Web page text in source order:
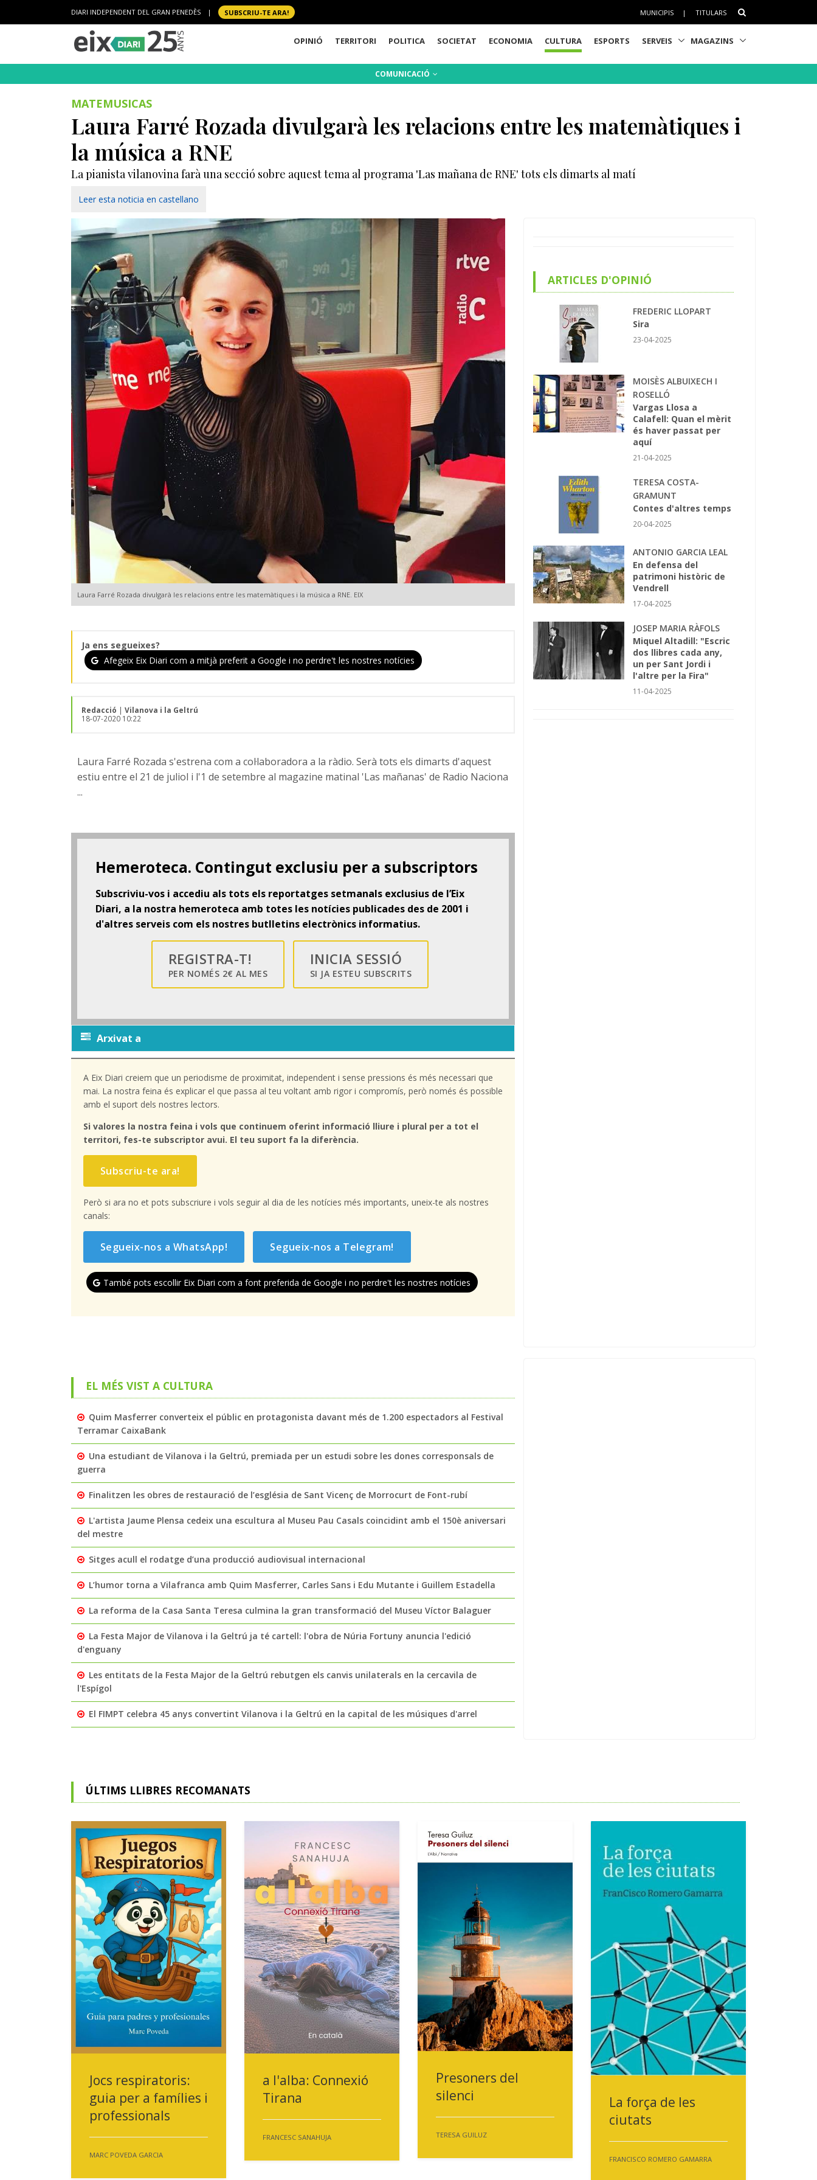
DIARI INDEPENDENT DEL GRAN PENEDÈS | SUBSCRIU-TE ARA! MUNICIPIS | TITULARS
OPINIÓ TERRITORI POLITICA SOCIETAT ECONOMIA CULTURA ESPORTS SERVEIS MAGAZINS
COMUNICACIÓ
MATEMUSICAS
Laura Farré Rozada divulgarà les relacions entre les matemàtiques i
la música a RNE
La pianista vilanovina farà una secció sobre aquest tema al programa 'Las mañana de RNE' tots els dimarts al matí
Leer esta noticia en castellano
Laura Farré Rozada divulgarà les relacions entre les matemàtiques i la música a RNE. EIX
Ja ens segueixes?
Afegeix Eix Diari com a mitjà preferit a Google i no perdre't les nostres notícies
Redacció | Vilanova i la Geltrú
18-07-2020 10:22
Laura Farré Rozada s'estrena com a col·laboradora a la ràdio. Serà tots els dimarts d'aquest
estiu entre el 21 de juliol i l'1 de setembre al magazine matinal 'Las mañanas' de Radio Naciona
...
Hemeroteca. Contingut exclusiu per a subscriptors
Subscriviu-vos i accediu als tots els reportatges setmanals exclusius de l’Eix
Diari, a la nostra hemeroteca amb totes les notícies publicades des de 2001 i
d'altres serveis com els nostres butlletins electrònics informatius.
REGISTRA-T!
PER NOMÉS 2€ AL MES
INICIA SESSIÓ
SI JA ESTEU SUBSCRITS
Arxivat a
A Eix Diari creiem que un periodisme de proximitat, independent i sense pressions és més necessari que
mai. La nostra feina és explicar el que passa al teu voltant amb rigor i compromís, però només és possible
amb el suport dels nostres lectors.
Si valores la nostra feina i vols que continuem oferint informació lliure i plural per a tot el
territori, fes-te subscriptor avui. El teu suport fa la diferència.
Subscriu-te ara!
Però si ara no et pots subscriure i vols seguir al dia de les notícies més importants, uneix-te als nostres
canals:
Segueix-nos a WhatsApp! Segueix-nos a Telegram!
També pots escollir Eix Diari com a font preferida de Google i no perdre't les nostres notícies
ARTICLES D'OPINIÓ
FREDERIC LLOPART
Sira
23-04-2025
MOISÈS ALBUIXECH I
ROSELLÓ
Vargas Llosa a
Calafell: Quan el mèrit
és haver passat per
aquí
21-04-2025
TERESA COSTA-
GRAMUNT
Contes d'altres temps
20-04-2025
ANTONIO GARCIA LEAL
En defensa del
patrimoni històric de
Vendrell
17-04-2025
JOSEP MARIA RÀFOLS
Miquel Altadill: "Escric
dos llibres cada any,
un per Sant Jordi i
l'altre per la Fira"
11-04-2025
EL MÉS VIST A CULTURA
Quim Masferrer converteix el públic en protagonista davant més de 1.200 espectadors al Festival
Terramar CaixaBank
Una estudiant de Vilanova i la Geltrú, premiada per un estudi sobre les dones corresponsals de
guerra
Finalitzen les obres de restauració de l’església de Sant Vicenç de Morrocurt de Font-rubí
L'artista Jaume Plensa cedeix una escultura al Museu Pau Casals coincidint amb el 150è aniversari
del mestre
Sitges acull el rodatge d’una producció audiovisual internacional
L’humor torna a Vilafranca amb Quim Masferrer, Carles Sans i Edu Mutante i Guillem Estadella
La reforma de la Casa Santa Teresa culmina la gran transformació del Museu Víctor Balaguer
La Festa Major de Vilanova i la Geltrú ja té cartell: l'obra de Núria Fortuny anuncia l'edició
d'enguany
Les entitats de la Festa Major de la Geltrú rebutgen els canvis unilaterals en la cercavila de
l'Espígol
El FIMPT celebra 45 anys convertint Vilanova i la Geltrú en la capital de les músiques d'arrel
ÚLTIMS LLIBRES RECOMANATS
Jocs respiratoris:
guia per a famílies i
professionals
MARC POVEDA GARCIA
a l'alba: Connexió
Tirana
FRANCESC SANAHUJA
Presoners del
silenci
TERESA GUILUZ
La força de les
ciutats
FRANCISCO ROMERO GAMARRA